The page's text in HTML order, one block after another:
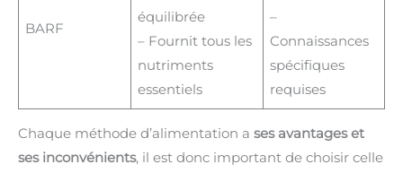
BARF
équilibrée
– Fournit tous les
nutriments
essentiels
–
Connaissances
spécifiques
requises
Chaque méthode d’alimentation a ses avantages et
ses inconvénients, il est donc important de choisir celle